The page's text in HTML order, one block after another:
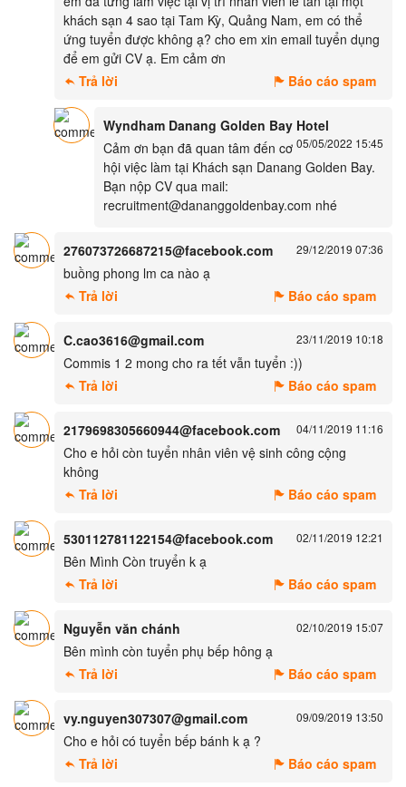
khách sạn 4 sao tại Tam Kỳ, Quảng Nam, em có thể
ứng tuyển được không ạ? cho em xin email tuyển dụng
để em gửi CV ạ. Em cảm ơn
Trả lời
Báo cáo spam
Wyndham Danang Golden Bay Hotel
05/05/2022 15:45
Cảm ơn bạn đã quan tâm đến cơ
hội việc làm tại Khách sạn Danang Golden Bay.
Bạn nộp CV qua mail:
recruitment@dananggoldenbay.com nhé
276073726687215@facebook.com 29/12/2019 07:36
buồng phong lm ca nào ạ
Trả lời
Báo cáo spam
C.cao3616@gmail.com 23/11/2019 10:18
Commis 1 2 mong cho ra tết vẫn tuyển :))
Trả lời
Báo cáo spam
2179698305660944@facebook.com 04/11/2019 11:16
Cho e hỏi còn tuyển nhân viên vệ sinh công cộng
không
Trả lời
Báo cáo spam
530112781122154@facebook.com 02/11/2019 12:21
Bên Mình Còn truyển k ạ
Trả lời
Báo cáo spam
Nguyễn văn chánh 02/10/2019 15:07
Bên mình còn tuyển phụ bếp hông ạ
Trả lời
Báo cáo spam
vy.nguyen307307@gmail.com 09/09/2019 13:50
Cho e hỏi có tuyển bếp bánh k ạ ?
Trả lời
Báo cáo spam